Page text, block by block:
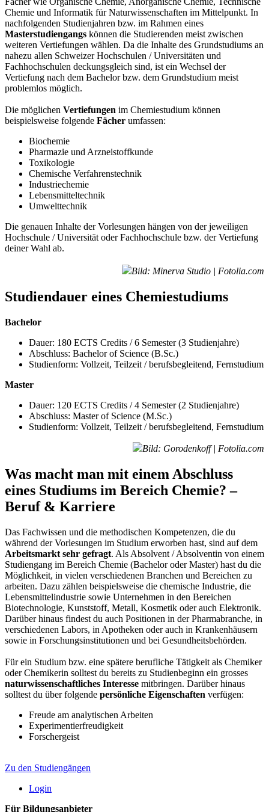
Chemie und Informatik für Naturwissenschaften im Mittelpunkt. In
nachfolgenden Studienjahren bzw. im Rahmen eines
Masterstudiengangs können die Studierenden meist zwischen
weiteren Vertiefungen wählen. Da die Inhalte des Grundstudiums an
nahezu allen Schweizer Hochschulen / Universitäten und
Fachhochschulen deckungsgleich sind, ist ein Wechsel der
Vertiefung nach dem Bachelor bzw. dem Grundstudium meist
problemlos möglich.
Die möglichen Vertiefungen im Chemiestudium können
beispielsweise folgende Fächer umfassen:
Biochemie
Pharmazie und Arzneistoffkunde
Toxikologie
Chemische Verfahrenstechnik
Industriechemie
Lebensmitteltechnik
Umwelttechnik
Die genauen Inhalte der Vorlesungen hängen von der jeweiligen
Hochschule / Universität oder Fachhochschule bzw. der Vertiefung
deiner Wahl ab.
Bild: Minerva Studio | Fotolia.com
Studiendauer eines Chemiestudiums
Bachelor
Dauer: 180 ECTS Credits / 6 Semester (3 Studienjahre)
Abschluss: Bachelor of Science (B.Sc.)
Studienform: Vollzeit, Teilzeit / berufsbegleitend, Fernstudium
Master
Dauer: 120 ECTS Credits / 4 Semester (2 Studienjahre)
Abschluss: Master of Science (M.Sc.)
Studienform: Vollzeit, Teilzeit / berufsbegleitend, Fernstudium
Bild: Gorodenkoff | Fotolia.com
Was macht man mit einem Abschluss
eines Studiums im Bereich Chemie? –
Beruf & Karriere
Das Fachwissen und die methodischen Kompetenzen, die du
während der Vorlesungen im Studium erworben hast, sind auf dem
Arbeitsmarkt sehr gefragt. Als Absolvent / Absolventin von einem
Studiengang im Bereich Chemie (Bachelor oder Master) hast du die
Möglichkeit, in vielen verschiedenen Branchen und Bereichen zu
arbeiten. Dazu zählen beispielsweise die chemische Industrie, die
Lebensmittelindustrie sowie Unternehmen in den Bereichen
Biotechnologie, Kunststoff, Metall, Kosmetik oder auch Elektronik.
Darüber hinaus findest du auch Positionen in der Pharmabranche, in
verschiedenen Labors, in Apotheken oder auch in Krankenhäusern
sowie in Forschungsinstitutionen und bei Gesundheitsbehörden.
Für ein Studium bzw. eine spätere berufliche Tätigkeit als Chemiker
oder Chemikerin solltest du bereits zu Studienbeginn ein grosses
naturwissenschaftliches Interesse mitbringen. Darüber hinaus
solltest du über folgende persönliche Eigenschaften verfügen:
Freude am analytischen Arbeiten
Experimentierfreudigkeit
Forschergeist
Zu den Studiengängen
Login
Für Bildungsanbieter